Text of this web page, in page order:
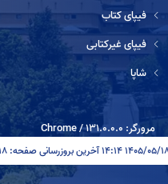
مرورگر: Chrome/131.0.0.0